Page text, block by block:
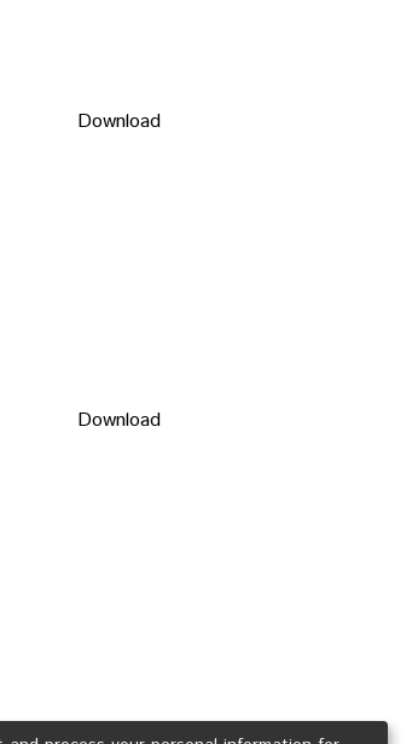
Download
Download